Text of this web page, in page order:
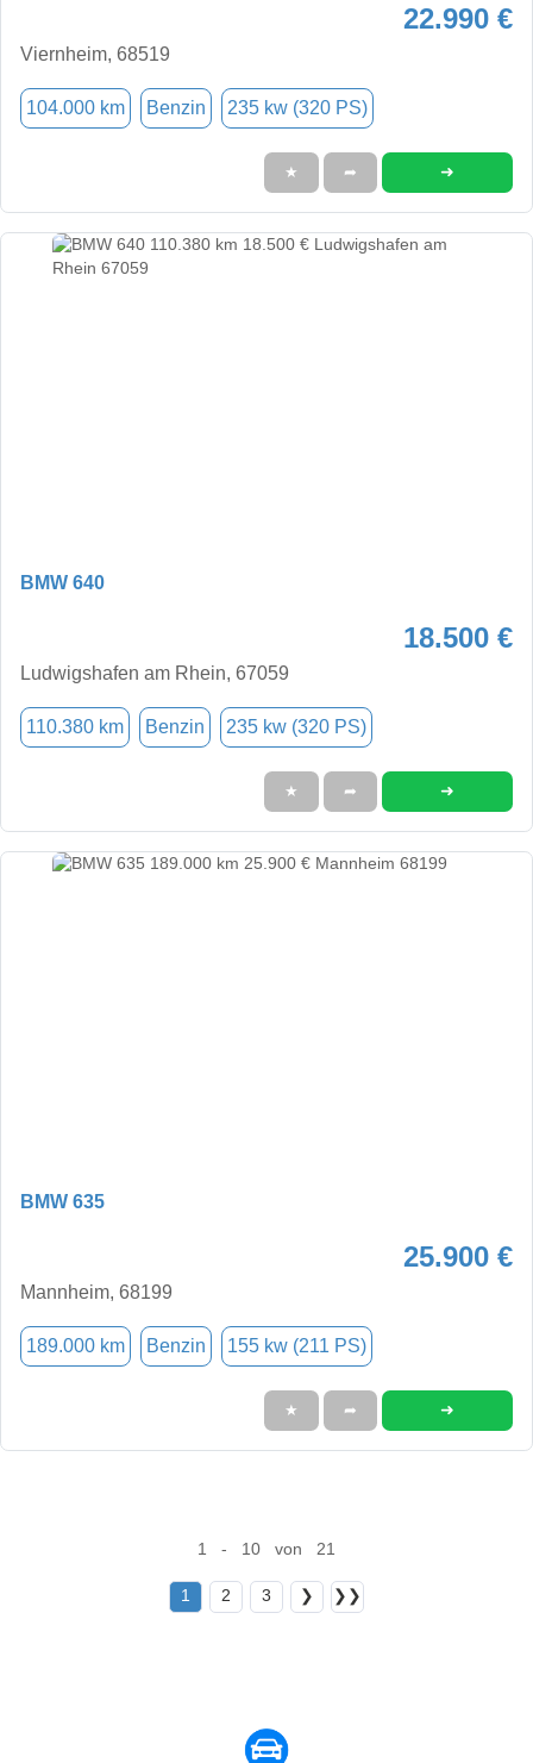
22.990 €
Viernheim, 68519
104.000 km Benzin 235 kw (320 PS)
★ ➦ ➜
BMW 640
18.500 €
Ludwigshafen am Rhein, 67059
110.380 km Benzin 235 kw (320 PS)
★ ➦ ➜
BMW 635
25.900 €
Mannheim, 68199
189.000 km Benzin 155 kw (211 PS)
★ ➦ ➜
1 - 10 von 21
1 2 3 ❯ ❯❯